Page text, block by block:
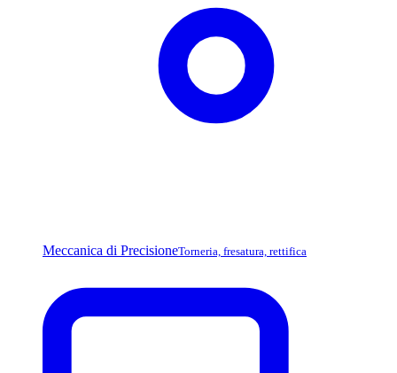
Meccanica di PrecisioneTorneria, fresatura, rettifica